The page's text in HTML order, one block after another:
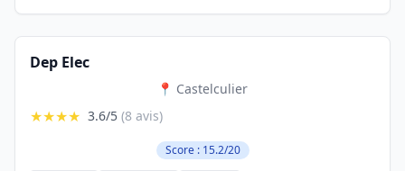
Dep Elec
📍 Castelculier
★★★★ 3.6/5 (8 avis)
Score : 15.2/20